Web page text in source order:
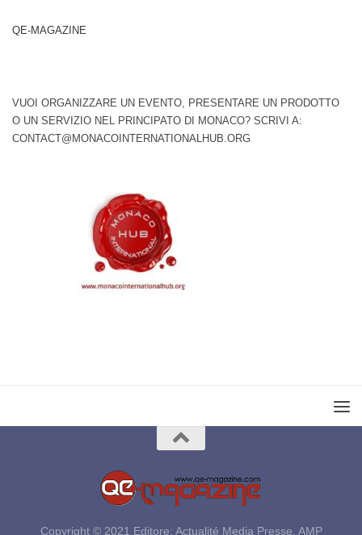
QE-MAGAZINE
VUOI ORGANIZZARE UN EVENTO, PRESENTARE UN PRODOTTO
O UN SERVIZIO NEL PRINCIPATO DI MONACO? SCRIVI A:
CONTACT@MONACOINTERNATIONALHUB.ORG
Copyright © 2021 Editore: Actualité Media Presse, AMP